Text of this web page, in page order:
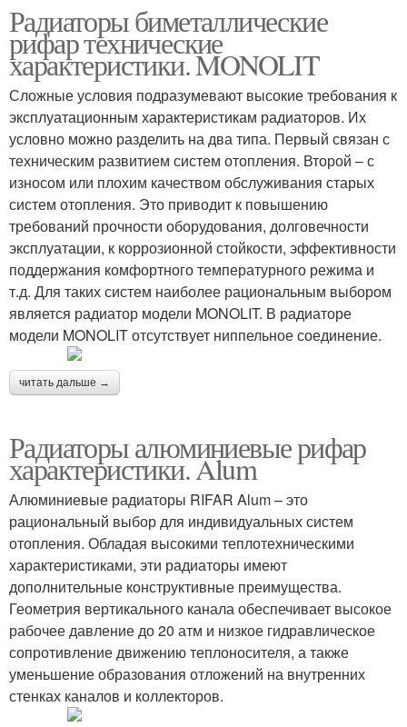
Радиаторы биметаллические
рифар технические
характеристики. MONOLIT
Сложные условия подразумевают высокие требования к
эксплуатационным характеристикам радиаторов. Их
условно можно разделить на два типа. Первый связан с
техническим развитием систем отопления. Второй – с
износом или плохим качеством обслуживания старых
систем отопления. Это приводит к повышению
требований прочности оборудования, долговечности
эксплуатации, к коррозионной стойкости, эффективности
поддержания комфортного температурного режима и
т.д. Для таких систем наиболее рациональным выбором
является радиатор модели MONOLIT. В радиаторе
модели MONOLIT отсутствует ниппельное соединение.
читать дальше →
Радиаторы алюминиевые рифар
характеристики. Alum
Алюминиевые радиаторы RIFAR Alum – это
рациональный выбор для индивидуальных систем
отопления. Обладая высокими теплотехническими
характеристиками, эти радиаторы имеют
дополнительные конструктивные преимущества.
Геометрия вертикального канала обеспечивает высокое
рабочее давление до 20 атм и низкое гидравлическое
сопротивление движению теплоносителя, а также
уменьшение образования отложений на внутренних
стенках каналов и коллекторов.